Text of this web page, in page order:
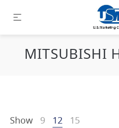
MITSUBISHI
Show 9 12 15